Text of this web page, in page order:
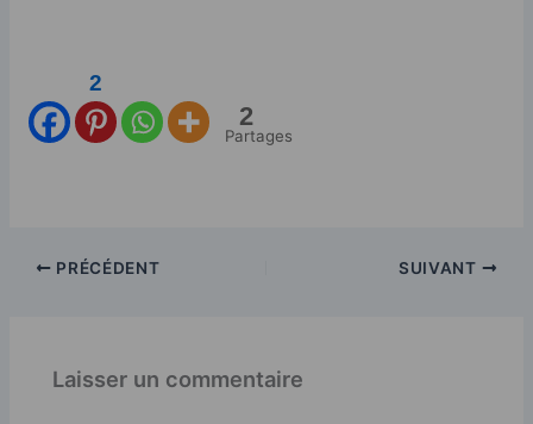
2
2
Partages
PRÉCÉDENT SUIVANT
Laisser un commentaire